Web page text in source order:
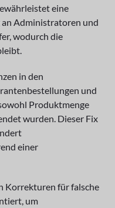
eine
Administratoren und
wodurch die
in den
und
Produktmenge
wurden. Dieser Fix
einer
Korrekturen für falsche
um